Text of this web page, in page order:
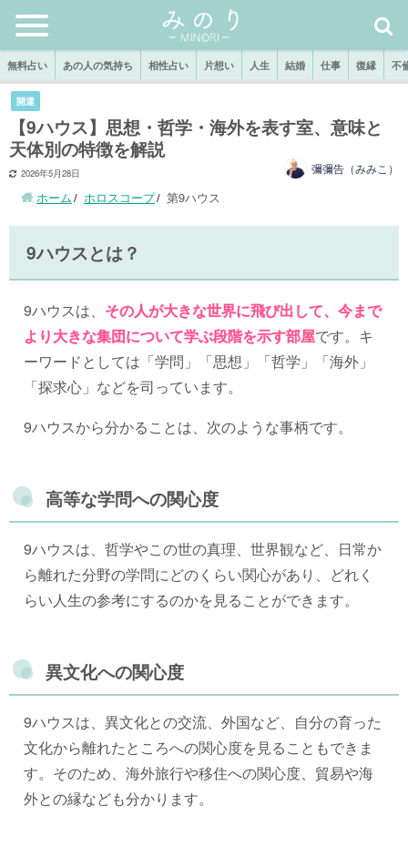
無料占い あの人の気持ち 相性占い 片想い 人生 結婚 仕事 復縁 不
開運
【9ハウス】思想・哲学・海外を表す室、意味と
天体別の特徴を解説
2026年5月28日 彌彌告（みみこ）
ホーム ホロスコープ 第9ハウス
9ハウスとは？
9ハウスは、 その人が大きな世界に飛び出して、今まで
より大きな集団について学ぶ段階を示す部屋です。キ
ーワードとしては「学問」「思想」「哲学」「海外」
「探求心」などを司っています。
9ハウスから分かることは、次のような事柄です。
高等な学問への関心度
9ハウスは、哲学やこの世の真理、世界観など、日常か
ら離れた分野の学問にどのくらい関心があり、どれく
らい人生の参考にするのかを見ることができます。
異文化への関心度
9ハウスは、異文化との交流、外国など、自分の育った
文化から離れたところへの関心度を見ることもできま
す。そのため、海外旅行や移住への関心度、貿易や海
外との縁なども分かります。